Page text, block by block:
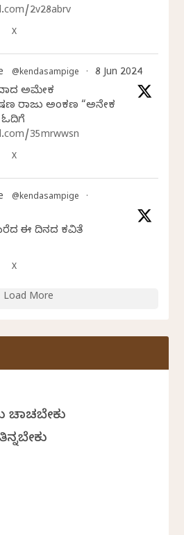
2v28abrv
X
@kendasampige · 8 Jun 2024
ಅಮೇರಿಕ
ರಾಜು ಅಂಕಣ “ಅನೇಕ
ಓದಿಗೆ
35mrwwsn
X
@kendasampige ·
ಈ ದಿನದ ಕವಿತೆ
X
Load More
ಚಾಚಬೇಕು